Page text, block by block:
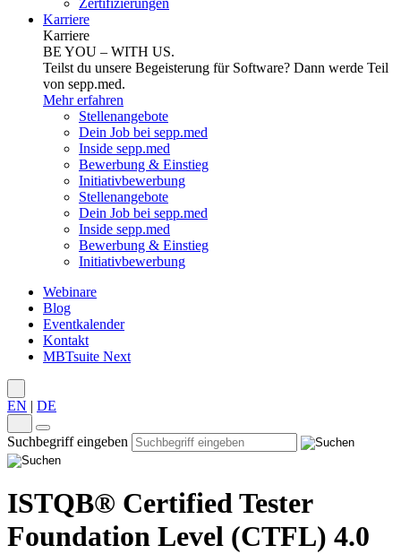
Zertifizierungen
Karriere
Karriere
BE YOU – WITH US.
Teilst du unsere Begeisterung für Software? Dann werde Teil
von sepp.med.
Mehr erfahren
Stellenangebote
Dein Job bei sepp.med
Inside sepp.med
Bewerbung & Einstieg
Initiativbewerbung
Stellenangebote
Dein Job bei sepp.med
Inside sepp.med
Bewerbung & Einstieg
Initiativbewerbung
Webinare
Blog
Eventkalender
Kontakt
MBTsuite Next
EN | DE
Suchbegriff eingeben
ISTQB® Certified Tester
Foundation Level (CTFL) 4.0